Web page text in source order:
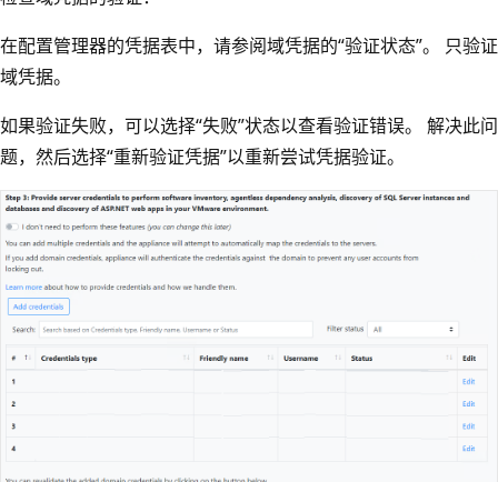
在配置管理器的凭据表中，请参阅域凭据的“验证状态”。 只验证
域凭据。
如果验证失败，可以选择“失败”状态以查看验证错误。 解决此问
题，然后选择“重新验证凭据”以重新尝试凭据验证。